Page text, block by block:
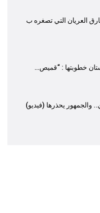
العريان التي تصغره ب
خطوبتها : “قميص…
يحذرها (فيديو)